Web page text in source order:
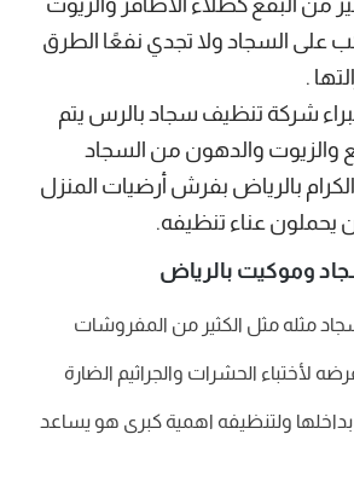
على السجاد ولا تجدي نفعًا الطرق
.
شركة تنظيف سجاد بالرس يتم
والزيوت والدهون من السجاد
الكرام بالرياض بفرش أرضيات المنزل
يحملون عناء تنظيفه.
وموكيت بالرياض
مثله مثل الكثير من المفروشات
لأختباء الحشرات والجراثيم الضارة
ولتنظيفه اهمية كبرى هو يساعد